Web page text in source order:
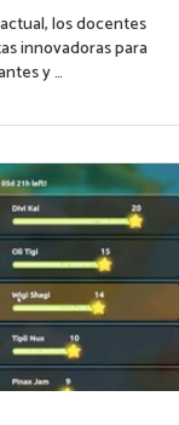
los docentes
innovadoras para
y …